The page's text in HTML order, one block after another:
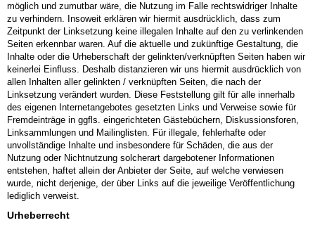
möglich und zumutbar wäre, die Nutzung im Falle rechtswidriger Inhalte
zu verhindern. Insoweit erklären wir hiermit ausdrücklich, dass zum
Zeitpunkt der Linksetzung keine illegalen Inhalte auf den zu verlinkenden
Seiten erkennbar waren. Auf die aktuelle und zukünftige Gestaltung, die
Inhalte oder die Urheberschaft der gelinkten/verknüpften Seiten haben wir
keinerlei Einfluss. Deshalb distanzieren wir uns hiermit ausdrücklich von
allen Inhalten aller gelinkten / verknüpften Seiten, die nach der
Linksetzung verändert wurden. Diese Feststellung gilt für alle innerhalb
des eigenen Internetangebotes gesetzten Links und Verweise sowie für
Fremdeinträge in ggfls. eingerichteten Gästebüchern, Diskussionsforen,
Linksammlungen und Mailinglisten. Für illegale, fehlerhafte oder
unvollständige Inhalte und insbesondere für Schäden, die aus der
Nutzung oder Nichtnutzung solcherart dargebotener Informationen
entstehen, haftet allein der Anbieter der Seite, auf welche verwiesen
wurde, nicht derjenige, der über Links auf die jeweilige Veröffentlichung
lediglich verweist.
Urheberrecht